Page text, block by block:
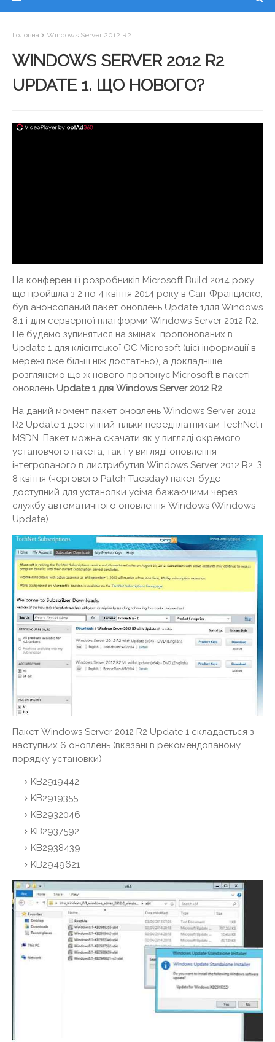
Головна Windows Server 2012 R2
WINDOWS SERVER 2012 R2
UPDATE 1. ЩО НОВОГО?
На конференції розробників Microsoft Build 2014 року,
що пройшла з 2 по 4 квітня 2014 року в Сан-Франциско,
був анонсований пакет оновлень Update 1для Windows
8.1 і для серверної платформи Windows Server 2012 R2.
Не будемо зупинятися на змінах, пропонованих в
Update 1 для клієнтської ОС Microsoft (цієї інформації в
мережі вже більш ніж достатньо), а докладніше
розглянемо що ж нового пропонує Microsoft в пакеті
оновлень Update 1 для Windows Server 2012 R2
На даний момент пакет оновлень Windows Server 2012
R2 Update 1 доступний тільки передплатникам TechNet і
MSDN. Пакет можна скачати як у вигляді окремого
установчого пакета, так і у вигляді оновлення
інтегрованого в дистрибутив Windows Server 2012 R2. З
8 квітня (чергового Patch Tuesday) пакет буде
доступний для установки усіма бажаючими через
службу автоматичного оновлення Windows (Windows
Update).
Пакет Windows Server 2012 R2 Update 1 складається з
наступних 6 оновлень (вказані в рекомендованому
порядку установки)
KB2919442
KB2919355
KB2932046
KB2937592
KB2938439
KB2949621